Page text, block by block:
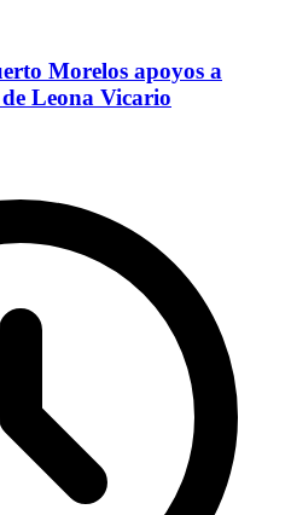
Morelos apoyos a
Leona Vicario